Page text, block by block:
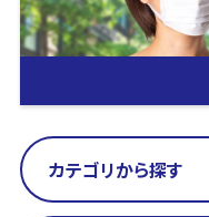
カテゴリから探す